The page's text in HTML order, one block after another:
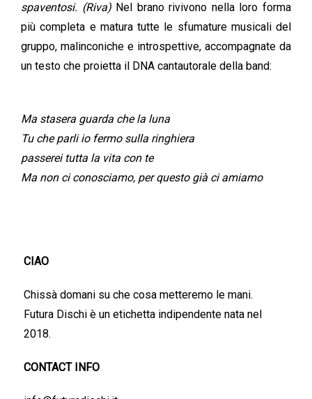
spaventosi. (Riva) Nel brano rivivono nella loro forma
più completa e matura tutte le sfumature musicali del
gruppo, malinconiche e introspettive, accompagnate da
un testo che proietta il DNA cantautorale della band:
Ma stasera guarda che la luna
Tu che parli io fermo sulla ringhiera
passerei tutta la vita con te
Ma non ci conosciamo, per questo già ci amiamo
CIAO
Chissà domani su che cosa metteremo le mani.
Futura Dischi è un etichetta indipendente nata nel
2018.
CONTACT INFO